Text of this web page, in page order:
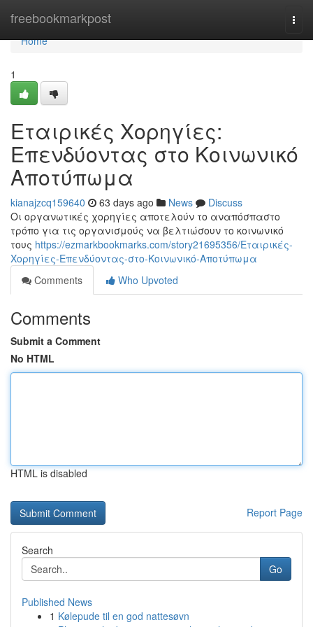
freebookmarkpost
Home
Home
1
Εταιρικές Χορηγίες:
Επενδύοντας στο Κοινωνικό
Αποτύπωμα
kianajzcq159640 63 days ago News
Discuss
Οι οργανωτικές χορηγίες αποτελούν το αναπόσπαστο
τρόπο για τις οργανισμούς να βελτιώσουν το κοινωνικό
τους https://ezmarkbookmarks.com/story21695356/Εταιρικές-
Χορηγίες-Επενδύοντας-στο-Κοινωνικό-Αποτύπωμα
Comments
Who Upvoted
Comments
Submit a Comment
No HTML
HTML is disabled
Report Page
Search
Go
Published News
1 Kølepude til en god nattesøvn